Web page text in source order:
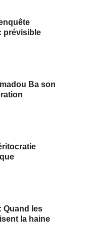
prévisible
Ba son
Quand les
la haine